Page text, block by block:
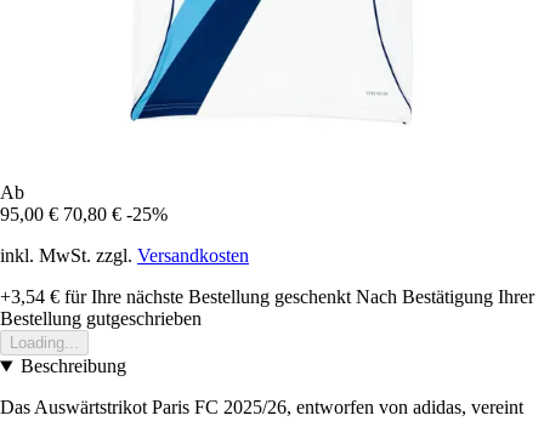
Ab
95,00 € 70,80 € -25%
inkl. MwSt. zzgl. Versandkosten
+3,54 € für Ihre nächste Bestellung geschenkt Nach Bestätigung Ihrer
Bestellung gutgeschrieben
Loading...
Beschreibung
Das Auswärtstrikot Paris FC 2025/26, entworfen von adidas, vereint